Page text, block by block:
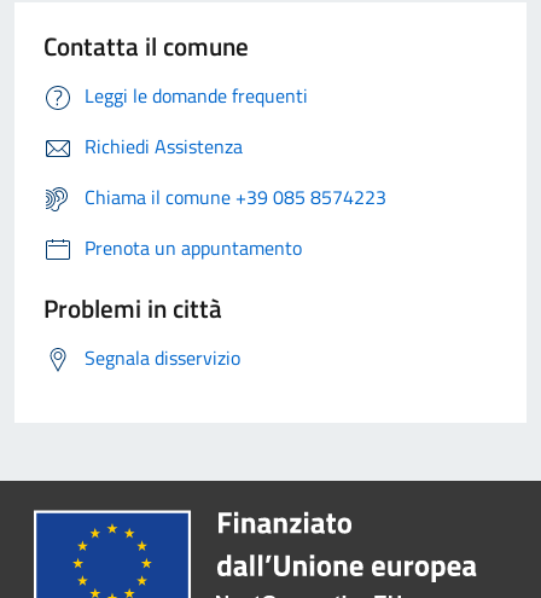
Contatta il comune
Leggi le domande frequenti
Richiedi Assistenza
Chiama il comune +39 085 8574223
Prenota un appuntamento
Problemi in città
Segnala disservizio